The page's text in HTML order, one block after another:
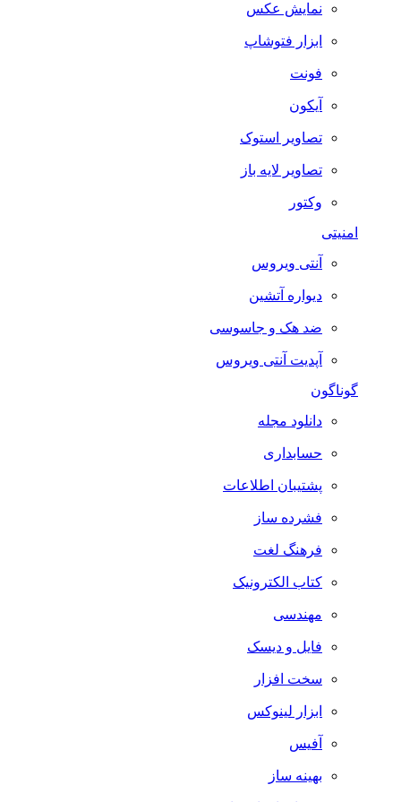
نمایش عکس
ابزار فتوشاپ
فونت
آیکون
تصاویر استوک
تصاویر لایه باز
وکتور
آنتی ویروس
دیواره آتشین
ضد هک و جاسوسی
آپدیت آنتی ویروس
گوناگون
دانلود مجله
حسابداری
پشتیبان اطلاعات
فشرده ساز
فرهنگ لغت
کتاب الکترونیک
مهندسی
فایل و دیسک
سخت افزار
ابزار لینوکس
آفیس
بهینه ساز